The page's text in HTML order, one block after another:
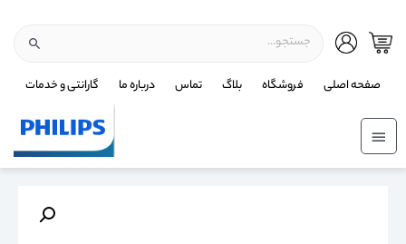
صفحه اصلی فروشگاه بلاگ تماس درباره ما گارانتی و خدمات